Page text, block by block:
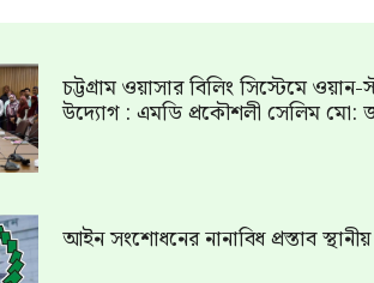
চট্টগ্রাম ওয়াসার বিলিং সিস্টেমে
উদ্যোগ : এমডি প্রকৌশলী সেলিম
আইন সংশোধনের নানাবিধ প্রস্তাব